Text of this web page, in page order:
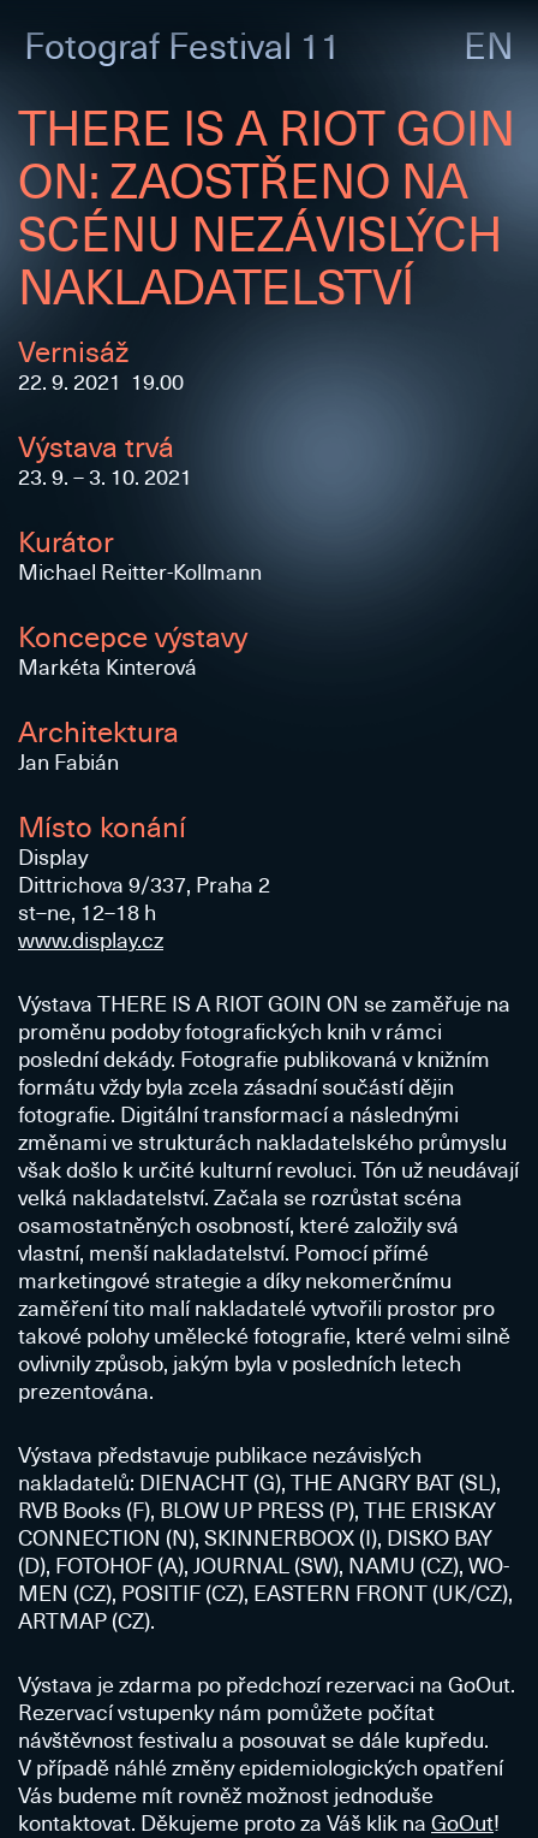
Fotograf Festival 11 EN
THERE IS A RIOT GOIN
ON: ZAOSTŘENO NA
SCÉNU NEZÁVISLÝCH
NAKLADATELSTVÍ
Výstava THERE IS A RIOT GOIN ON se zaměřuje na
proměnu podoby fotografických knih v rámci
poslední dekády. Fotografie publikovaná v knižním
formátu vždy byla zcela zásadní součástí dějin
fotografie. Digitální transformací a následnými
změnami ve strukturách nakladatelského průmyslu
však došlo k určité kulturní revoluci. Tón už neudávají
velká nakladatelství. Začala se rozrůstat scéna
osamostatněných osobností, které založily svá
vlastní, menší nakladatelství. Pomocí přímé
marketingové strategie a díky nekomerčnímu
zaměření tito malí nakladatelé vytvořili prostor pro
takové polohy umělecké fotografie, které velmi silně
ovlivnily způsob, jakým byla v posledních letech
prezentována.
Výstava představuje publikace nezávislých
nakladatelů: DIENACHT (G), THE ANGRY BAT (SL),
RVB Books (F), BLOW UP PRESS (P), THE ERISKAY
CONNECTION (N), SKINNERBOOX (I), DISKO BAY
(D), FOTOHOF (A), JOURNAL (SW), NAMU (CZ), WO-
MEN (CZ), POSITIF (CZ), EASTERN FRONT (UK/CZ),
ARTMAP (CZ).
Výstava je zdarma po předchozí rezervaci na GoOut.
Rezervací vstupenky nám pomůžete počítat
návštěvnost festivalu a posouvat se dále kupředu.
V případě náhlé změny epidemiologických opatření
Vás budeme mít rovněž možnost jednoduše
kontaktovat. Děkujeme proto za Váš klik na GoOut!
Vernisáž
22. 9. 2021 19.00
Výstava trvá
23. 9. – 3. 10. 2021
Kurátor
Michael Reitter-Kollmann
Koncepce výstavy
Markéta Kinterová
Architektura
Jan Fabián
Místo konání
Display
Dittrichova 9/337, Praha 2
st–ne, 12–18 h
www.display.cz